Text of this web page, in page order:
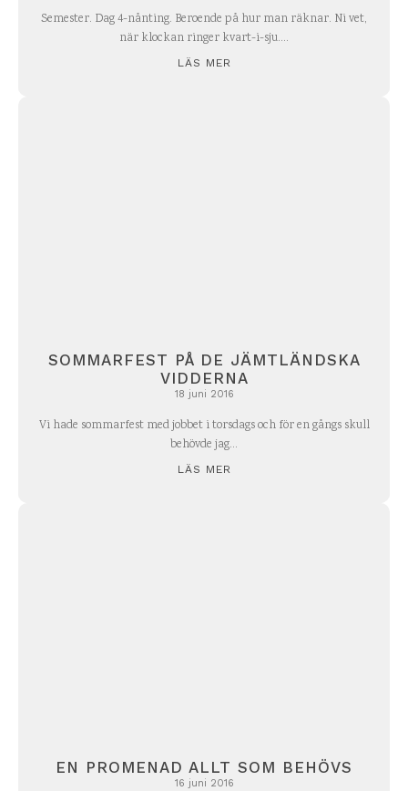
Semester. Dag 4-nånting. Beroende på hur man räknar. Ni vet,
när klockan ringer kvart-i-sju....
LÄS MER
SOMMARFEST PÅ DE JÄMTLÄNDSKA
VIDDERNA
18 juni 2016
Vi hade sommarfest med jobbet i torsdags och för en gångs skull
behövde jag...
LÄS MER
EN PROMENAD ALLT SOM BEHÖVS
16 juni 2016